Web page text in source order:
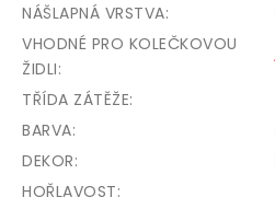
NÁŠLAPNÁ VRSTVA:
VHODNÉ PRO KOLEČKOVOU
ŽIDLI:
TŘÍDA ZÁTĚŽE:
BARVA:
DEKOR:
HOŘLAVOST: